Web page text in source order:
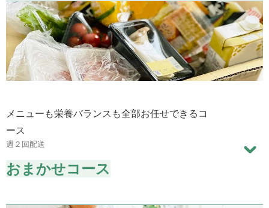
メニューも栄養バランスも全部お任せできるコ
ース
週２回配送
おまかせコース